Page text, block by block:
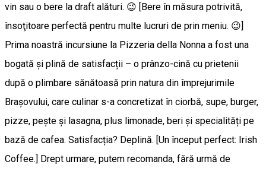
vin sau o bere la draft alături. 😉 [Bere în măsura potrivită,
însoţitoare perfectă pentru multe lucruri de prin meniu. 😉]
Prima noastră incursiune la Pizzeria della Nonna a fost una
bogată și plină de satisfacții – o prânzo-cină cu prietenii
după o plimbare sănătoasă prin natura din împrejurimile
Brașovului, care culinar s-a concretizat în ciorbă, supe, burger,
pizze, pește și lasagna, plus limonade, beri și specialități pe
bază de cafea. Satisfacția? Deplină. [Un început perfect: Irish
Coffee.] Drept urmare, putem recomanda, fără urmă de